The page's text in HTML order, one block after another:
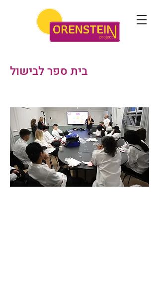
בית ספר לבישול